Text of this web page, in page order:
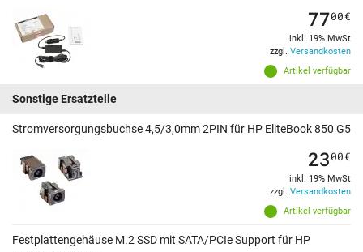
Artikel verfügbar
7700€
inkl. 19% MwSt
zzgl. Versandkosten
Sonstige Ersatzteile
Stromversorgungsbuchse 4,5/3,0mm 2PIN für HP EliteBook 850 G5
Artikel verfügbar
2300€
inkl. 19% MwSt
zzgl. Versandkosten
Festplattengehäuse M.2 SSD mit SATA/PCIe Support für HP